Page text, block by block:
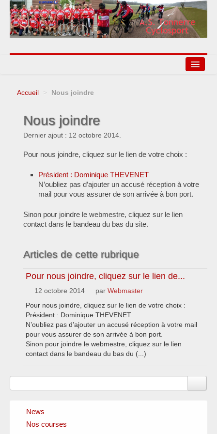
Liens
Accueil > Nous joindre
Nous joindre
Dernier ajout : 12 octobre 2014.
Pour nous joindre, cliquez sur le lien de votre choix :
Président : Dominique THEVENET
N’oubliez pas d’ajouter un accusé réception à votre
mail pour vous assurer de son arrivée à bon port.
Sinon pour joindre le webmestre, cliquez sur le lien
contact dans le bandeau du bas du site.
Articles de cette rubrique
Pour nous joindre, cliquez sur le lien de...
12 octobre 2014 par Webmaster
Pour nous joindre, cliquez sur le lien de votre choix :
Président : Dominique THEVENET
N’oubliez pas d’ajouter un accusé réception à votre mail
pour vous assurer de son arrivée à bon port.
Sinon pour joindre le webmestre, cliquez sur le lien
contact dans le bandeau du bas du (...)
News
Nos courses